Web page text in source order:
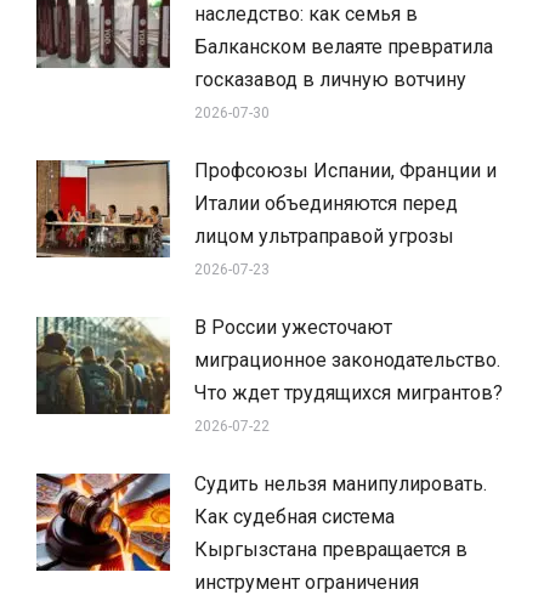
наследство: как семья в
Балканском велаяте превратила
госказавод в личную вотчину
2026-07-30
Профсоюзы Испании, Франции и
Италии объединяются перед
лицом ультраправой угрозы
2026-07-23
В России ужесточают
миграционное законодательство.
Что ждет трудящихся мигрантов?
2026-07-22
Судить нельзя манипулировать.
Как судебная система
Кыргызстана превращается в
инструмент ограничения